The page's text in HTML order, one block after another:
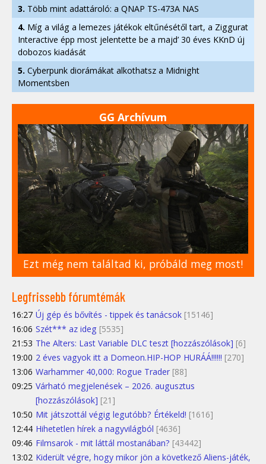
3. Több mint adattároló: a QNAP TS-473A NAS
4. Míg a világ a lemezes játékok eltűnésétől tart, a Ziggurat
Interactive épp most jelentette be a majd’ 30 éves KKnD új
dobozos kiadását
5. Cyberpunk diorámákat alkothatsz a Midnight
Momentsben
GG Archívum
Ezt még nem találtad ki, próbáld meg most!
Legfrissebb fórumtémák
16:27 Új gép és bővítés - tippek és tanácsok [15146]
16:06 Szét*** az ideg [5535]
21:53 The Alters: Last Variable DLC teszt [hozzászólások] [6]
19:00 2 éves vagyok itt a Domeon.HIP-HOP HURÁÁ!!!!!! [270]
13:06 Warhammer 40,000: Rogue Trader [88]
09:25 Várható megjelenések – 2026. augusztus
[hozzászólások] [21]
10:50 Mit játszottál végig legutóbb? Értékeld! [1616]
12:44 Hihetetlen hírek a nagyvilágból [4636]
09:46 Filmsarok - mit láttál mostanában? [43442]
13:02 Kiderült végre, hogy mikor jön a következő Aliens-játék,